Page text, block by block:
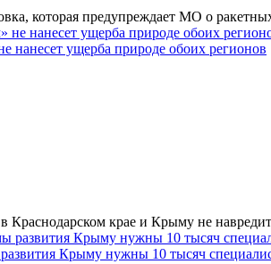
которая предупреждает МО о
нанесет ущерба природе обоих регионов
Краснодарском крае и Крыму не
Крыму нужны 10 тысяч